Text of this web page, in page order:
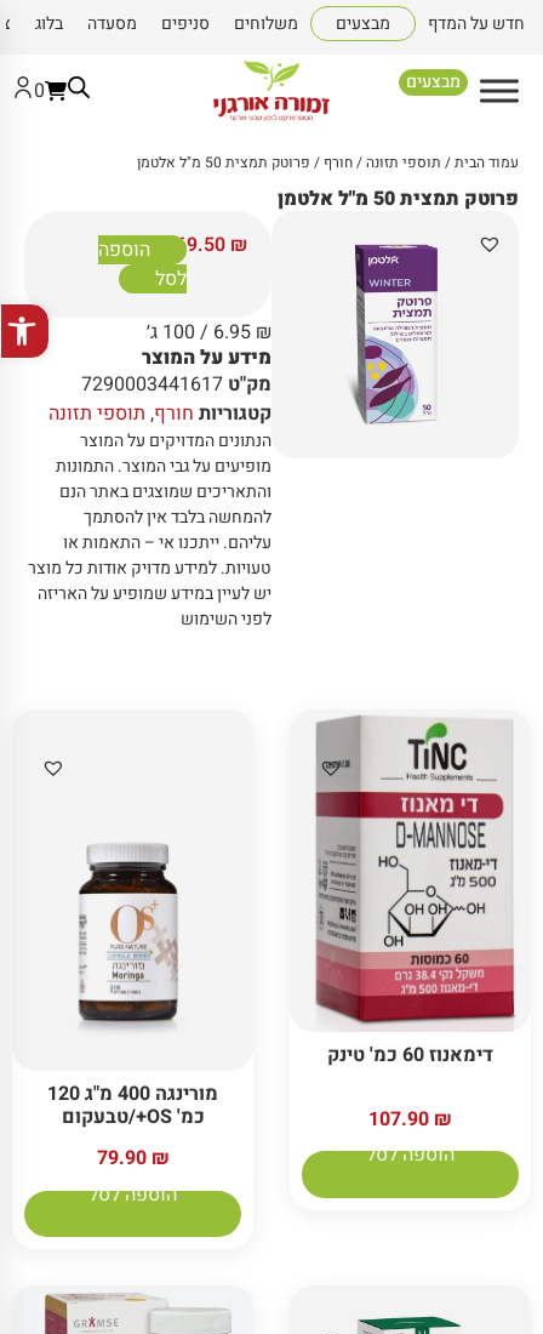
פתח
חדש על המדף מבצעים משלוחים סניפים מסעדה בלוג
מבצעים 0
עמוד הבית/ תוספי תזונה/חורף/ פרוטק תמצית 50 מ"ל אלטמן
פרוטק תמצית 50 מ"ל אלטמן
69.50 ₪
הוספה
לסל
6.95 ₪
/ 100 ג׳
מידע על המוצר
מק"ט 7290003441617
קטגוריות חורף, תוספי תזונה
הנתונים המדויקים על המוצר
מופיעים על גבי המוצר.התמונות
והתאריכים שמוצגים באתר הנם
להמחשה בלבד אין להסתמך
עליהם.ייתכנו אי – התאמות או
טעויות.למידע מדויק אודות כל מוצר
יש לעיין במידע שמופיע על האריזה
לפני השימוש
דימאנוז 60 כמ' טינק
107.90 ₪
הוספה לסל
מורינגה 400 מ"ג 120
כמ' OS+/טבעקום
79.90 ₪
הוספה לסל